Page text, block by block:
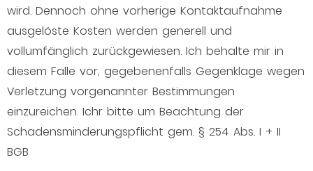
wird. Dennoch ohne vorherige Kontaktaufnahme
ausgelöste Kosten werden generell und
vollumfänglich zurückgewiesen. Ich behalte mir in
diesem Falle vor, gegebenenfalls Gegenklage wegen
Verletzung vorgenannter Bestimmungen
einzureichen. Ichr bitte um Beachtung der
Schadensminderungspflicht gem. § 254 Abs. I + II
BGB